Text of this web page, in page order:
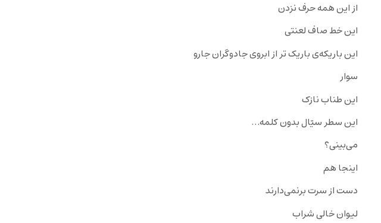
از این همه حرف نزدن
این خط صاف لعنتى
این باریکه‌ى باریک تر از ابروى جادوگران جارو
سوار
این طناب نازک
این سطر سیّال بدون کلمه…
مى‌بینى؟
اینجا هم
دست از سرت برنمى‌دارند
لیوان خالى شراب